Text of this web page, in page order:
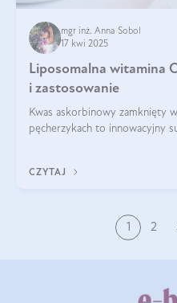
mgr inż. Anna Sobol
17 kwi 2025
Liposomalna witamina
i zastosowanie
Kwas askorbinowy zamknięty
pęcherzykach to innowacyjny
CZYTAJ
1 2